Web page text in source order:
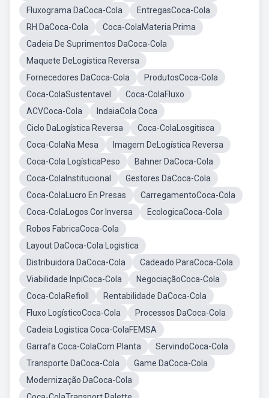
Fluxograma DaCoca-Cola
EntregasCoca-Cola
RH DaCoca-Cola
Coca-ColaMateria Prima
Cadeia De Suprimentos DaCoca-Cola
Maquete DeLogística Reversa
Fornecedores DaCoca-Cola
ProdutosCoca-Cola
Coca-ColaSustentavel
Coca-ColaFluxo
ACVCoca-Cola
IndaiaCola Coca
Ciclo DaLogística Reversa
Coca-ColaLosgitisca
Coca-ColaNa Mesa
Imagem DeLogística Reversa
Coca-Cola LogísticaPeso
Bahner DaCoca-Cola
Coca-ColaInstitucional
Gestores DaCoca-Cola
Coca-ColaLucro En Presas
CarregamentoCoca-Cola
Coca-ColaLogos Cor Inversa
EcologicaCoca-Cola
Robos FabricaCoca-Cola
Layout DaCoca-Cola Logistica
Distribuidora DaCoca-Cola
Cadeado ParaCoca-Cola
Viabilidade InpiCoca-Cola
NegociaçãoCoca-Cola
Coca-ColaRefioll
Rentabilidade DaCoca-Cola
Fluxo LogísticoCoca-Cola
Processos DaCoca-Cola
Cadeia Logistica Coca-ColaFEMSA
Garrafa Coca-ColaCom Planta
ServindoCoca-Cola
Transporte DaCoca-Cola
Game DaCoca-Cola
Modernização DaCoca-Cola